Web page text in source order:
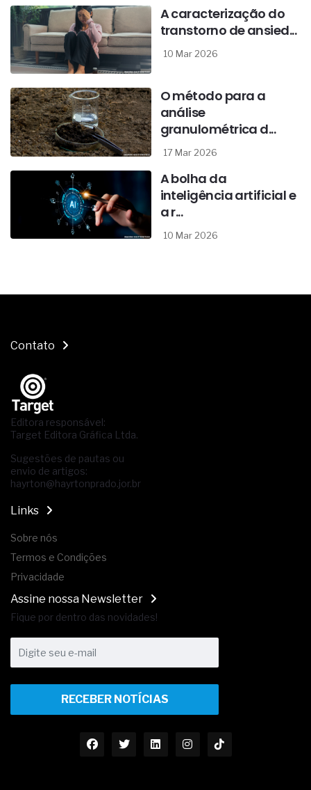
A caracterização do
transtorno de ansied...
10 Mar 2026
O método para a
análise
granulométrica d...
17 Mar 2026
A bolha da
inteligência artificial e
a r...
10 Mar 2026
Contato
Editora responsável:
Target Editora Gráfica Ltda.
Sugestões de pautas ou
envio de artigos:
hayrton@hayrtonprado.jor.br
Links
Sobre nós
Termos e Condições
Privacidade
Assine nossa Newsletter
Fique por dentro das novidades!
RECEBER NOTÍCIAS